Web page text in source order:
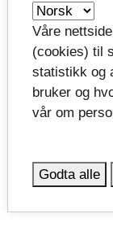
sirkulære
Det åpnes
videreutvikle
aktører som
f.eks. klynger,
get_app
Våre
(cookies) til
statistikk og
bruker og
vår om
Godta alle